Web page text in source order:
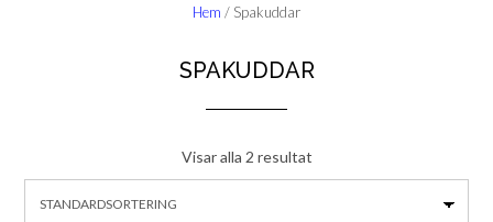
Hem / Spakuddar
SPAKUDDAR
Visar alla 2 resultat